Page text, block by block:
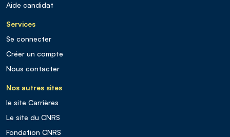
Aide candidat
Services
Se connecter
Créer un compte
Nous contacter
Nos autres sites
le site Carrières
Le site du CNRS
Fondation CNRS